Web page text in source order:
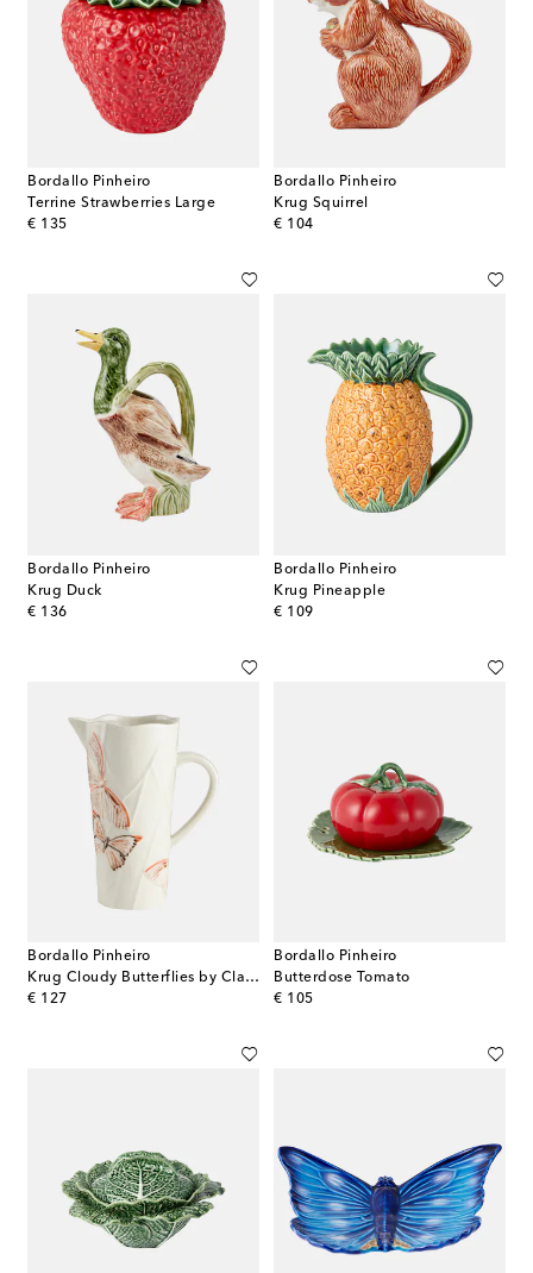
Bordallo Pinheiro
Terrine Strawberries Large
€ 135
original price
Bordallo Pinheiro
Krug Squirrel
€ 104
original price
Bordallo Pinheiro
Krug Duck
€ 136
original price
Bordallo Pinheiro
Krug Pineapple
€ 109
original price
Bordallo Pinheiro
Krug Cloudy Butterflies by Claudia Schiffer
€ 127
original price
Bordallo Pinheiro
Butterdose Tomato
€ 105
original price